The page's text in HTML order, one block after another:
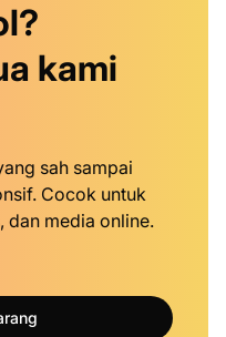
kami
sah sampai
Cocok untuk
dan media online.